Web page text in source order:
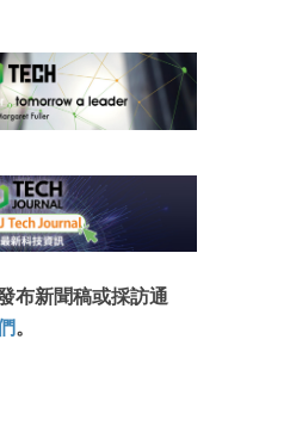
布新聞稿或採訪通
。
最新資訊（附創業懶人包）